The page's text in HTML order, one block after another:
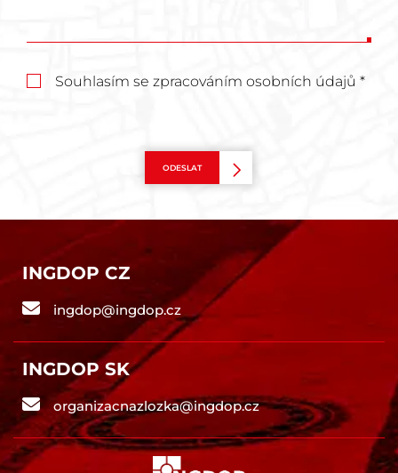
Souhlasím se zpracováním osobních údajů *
ODESLAT
INGDOP CZ
ingdop@ingdop.cz
INGDOP SK
organizacnazlozka@ingdop.cz